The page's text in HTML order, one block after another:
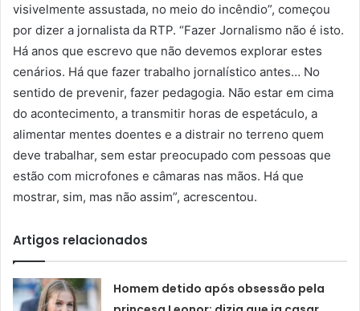
visivelmente assustada, no meio do incêndio”, começou
por dizer a jornalista da RTP. “Fazer Jornalismo não é isto.
Há anos que escrevo que não devemos explorar estes
cenários. Há que fazer trabalho jornalístico antes… No
sentido de prevenir, fazer pedagogia. Não estar em cima
do acontecimento, a transmitir horas de espetáculo, a
alimentar mentes doentes e a distrair no terreno quem
deve trabalhar, sem estar preocupado com pessoas que
estão com microfones e câmaras nas mãos. Há que
mostrar, sim, mas não assim”, acrescentou.
Artigos relacionados
Homem detido após obsessão pela